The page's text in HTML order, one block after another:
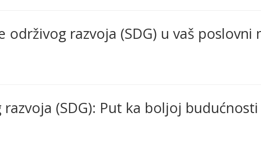
održivog razvoja (SDG) u vaš poslovni
(SDG): Put ka boljoj budućnosti